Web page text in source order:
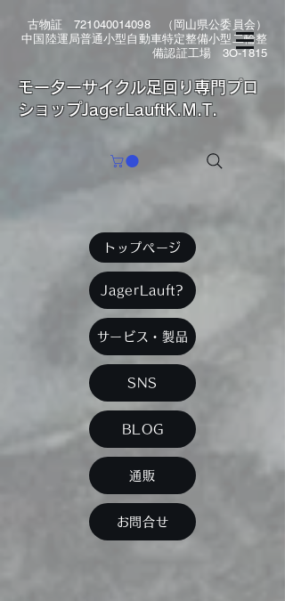
古物証721040014098（岡山県公委員会）
中国陸運局普通小型自動車特定整備小型二輪整
備認証工場 3O-1815
​モーターサイクル足回り専門プロ
ショップJagerLauftK.M.T.
トップページ
JagerLauft?
サービス・製品
SNS
BLOG
通販
お問合せ